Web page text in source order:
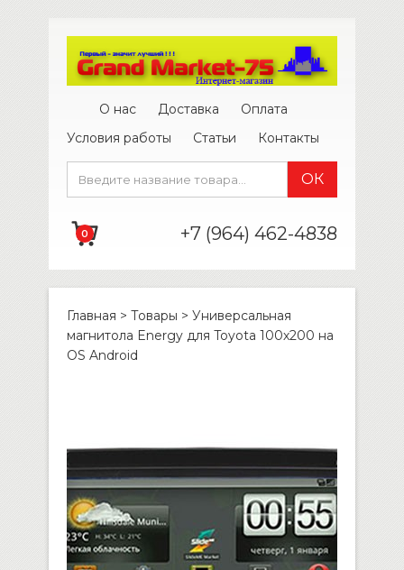
О нас Доставка
Оплата
Условия работы
Статьи Контакты
0 +7 (964) 462-4838
Главная > Товары > Универсальная
магнитола Energy для Toyota 100х200 на
OS Android